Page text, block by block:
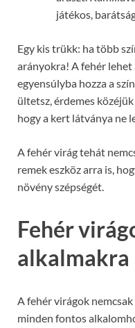
játékos,
Egy kis trükk: ha több
arányokra! A fehér lehet
egyensúlyba hozza a
ültetsz, érdemes
hogy a kert látványa ne
A fehér virág tehát
remek eszköz arra is,
növény szépségét.
Fehér
alkalmakra
A fehér virágok
minden fontos